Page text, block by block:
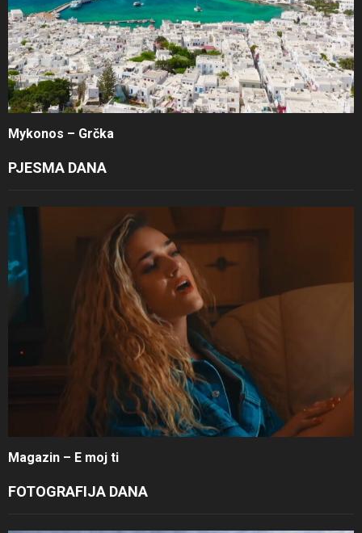
Mykonos – Grčka
PJESMA DANA
Magazin – E moj ti
FOTOGRAFIJA DANA